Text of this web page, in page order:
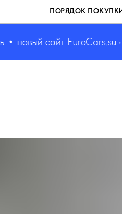
ПОРЯДОК
новый сайт EuroCars.su •